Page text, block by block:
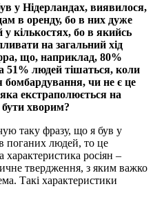
у Нідерландах, виявилося,
в оренду, бо в них дуже
кількостях, бо в якийсь
на загальний хід
що, наприклад, 80%
51% людей тішаться, коли
бомбардування, чи не є це
екстраполюється на
хворим?
таку фразу, що я був у
поганих людей, то це
росіян –
твердження, з яким важко
Такі характеристики